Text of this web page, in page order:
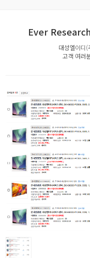
Ever
대성엘이디
고객 여러